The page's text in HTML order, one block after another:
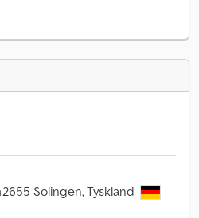
Solingen, Tyskland